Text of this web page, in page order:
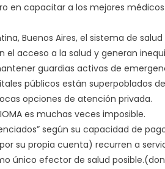
en capacitar a los mejores
Buenos Aires, el sistema de
acceso a la salud y generan
guardias activas de
públicos están superpoblados
opciones de atención privada.
es muchas veces imposible.
según su capacidad de
su propia cuenta) recurren a
único efector de salud